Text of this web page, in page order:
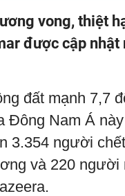
vong, thiệt
được cập nhật
đất mạnh 7,7
Đông Nam Á
3.354 người
và 220 người